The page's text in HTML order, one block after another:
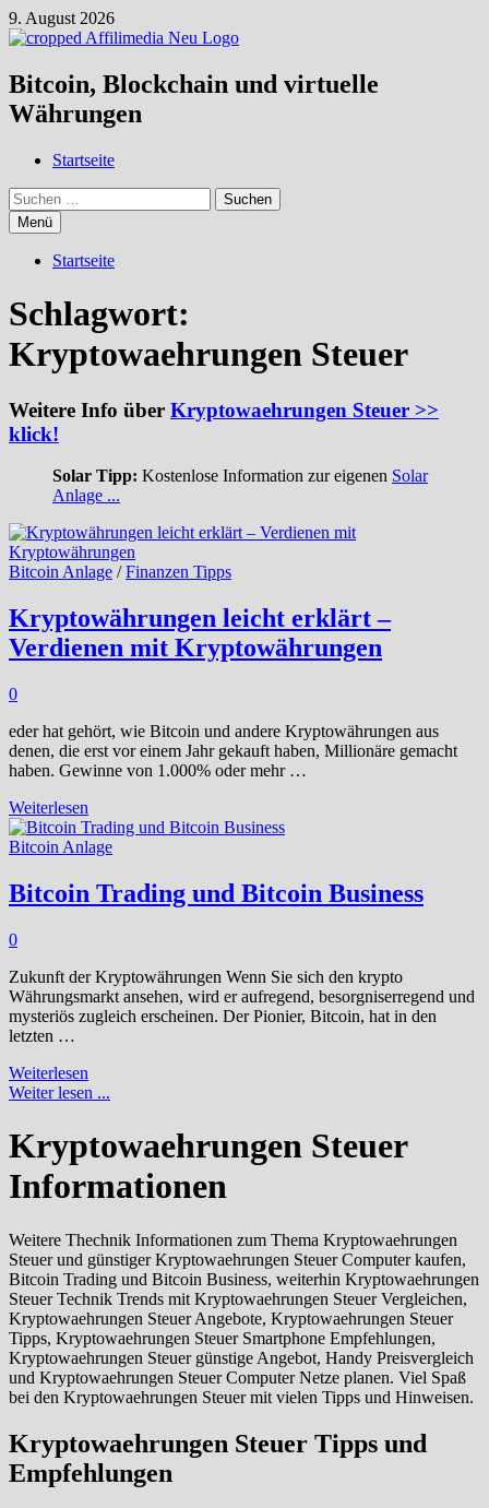
Zum
Inhalt
9. August 2026
Bitcoin, Blockchain und virtuelle
Währungen
Startseite
Suchen
nach:
Menü
Startseite
Schlagwort:
Kryptowaehrungen Steuer
Weitere Info über Kryptowaehrungen Steuer >>
klick!
Solar Tipp: Kostenlose Information zur eigenen Solar
Anlage ...
Bitcoin Anlage /Finanzen Tipps
Kryptowährungen leicht erklärt –
Verdienen mit Kryptowährungen
0
eder hat gehört, wie Bitcoin und andere Kryptowährungen aus
denen, die erst vor einem Jahr gekauft haben, Millionäre gemacht
haben. Gewinne von 1.000% oder mehr …
Kryptowährungen
leicht
erklärt
Verdienen
mit
Weiterlesen
Bitcoin Anlage
Bitcoin Trading und Bitcoin Business
0
Zukunft der Kryptowährungen Wenn Sie sich den krypto
Währungsmarkt ansehen, wird er aufregend, besorgniserregend und
mysteriös zugleich erscheinen. Der Pionier, Bitcoin, hat in den
letzten …
Bitcoin
Trading
Bitcoin
Business
Weiterlesen
Weiter lesen ...
Kryptowaehrungen Steuer
Informationen
Weitere Thechnik Informationen zum Thema Kryptowaehrungen
Steuer und günstiger Kryptowaehrungen Steuer Computer kaufen,
Bitcoin Trading und Bitcoin Business, weiterhin Kryptowaehrungen
Steuer Technik Trends mit Kryptowaehrungen Steuer Vergleichen,
Kryptowaehrungen Steuer Angebote, Kryptowaehrungen Steuer
Tipps, Kryptowaehrungen Steuer Smartphone Empfehlungen,
Kryptowaehrungen Steuer günstige Angebot, Handy Preisvergleich
und Kryptowaehrungen Steuer Computer Netze planen. Viel Spaß
bei den Kryptowaehrungen Steuer mit vielen Tipps und Hinweisen.
Kryptowaehrungen Steuer Tipps und
Empfehlungen